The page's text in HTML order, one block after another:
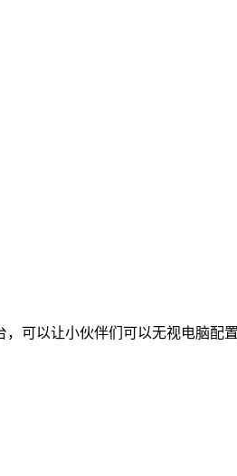
可以让小伙伴们可以无视电脑配